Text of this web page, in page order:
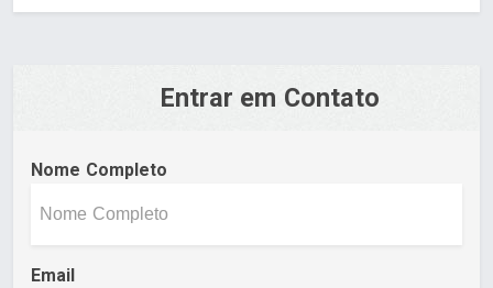
Entrar em Contato
Nome Completo
Email